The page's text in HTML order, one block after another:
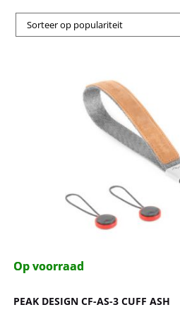
Sorteer op populariteit
Op voorraad
PEAK DESIGN CF-AS-3 CUFF ASH
Op voorraad